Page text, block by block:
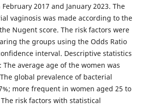
2017 and January 2023. The
vaginosis was made according to the
Nugent score. The risk factors were
the groups using the Odds Ratio
interval. Descriptive statistics
The average age of the women was
global prevalence of bacterial
more frequent in women aged 25 to
The risk factors with statistical